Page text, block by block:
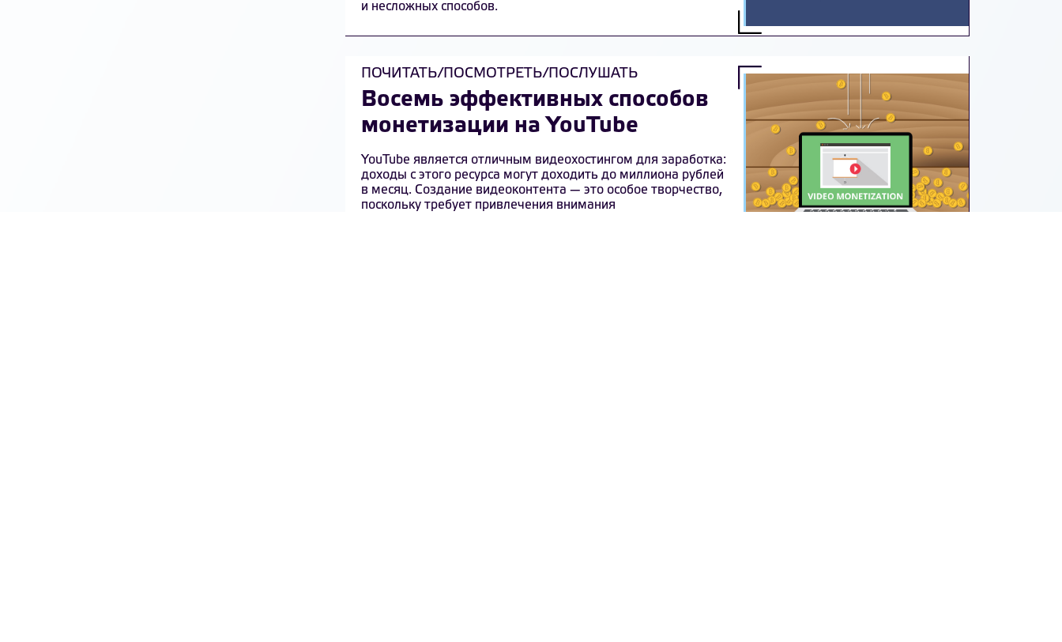
и несложных способов.
ПОЧИТАТЬ/ПОСМОТРЕТЬ/ПОСЛУШАТЬ
Восемь эффективных способов
монетизации на YouTube
YouTube является отличным видеохостингом для заработка:
доходы с этого ресурса могут доходить до миллиона рублей
в месяц. Создание видеоконтента — это особое творчество,
поскольку требует привлечения внимания